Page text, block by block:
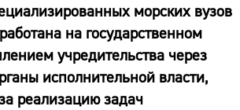
морских вузов
на государственном
учредительства через
исполнительной власти,
реализацию задач